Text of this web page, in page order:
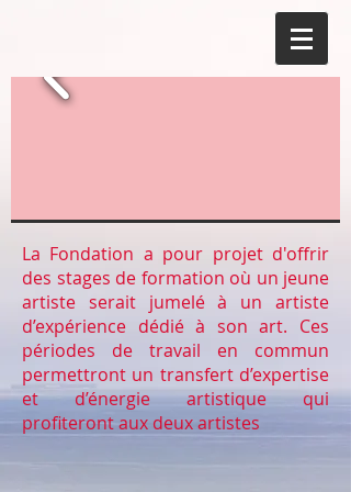
La Fondation a pour projet d'offrir
des stages de formation où un jeune
artiste serait jumelé à un artiste
d’expérience dédié à son art. Ces
périodes de travail en commun
permettront un transfert d’expertise
et d’énergie artistique qui
profiteront aux deux artistes